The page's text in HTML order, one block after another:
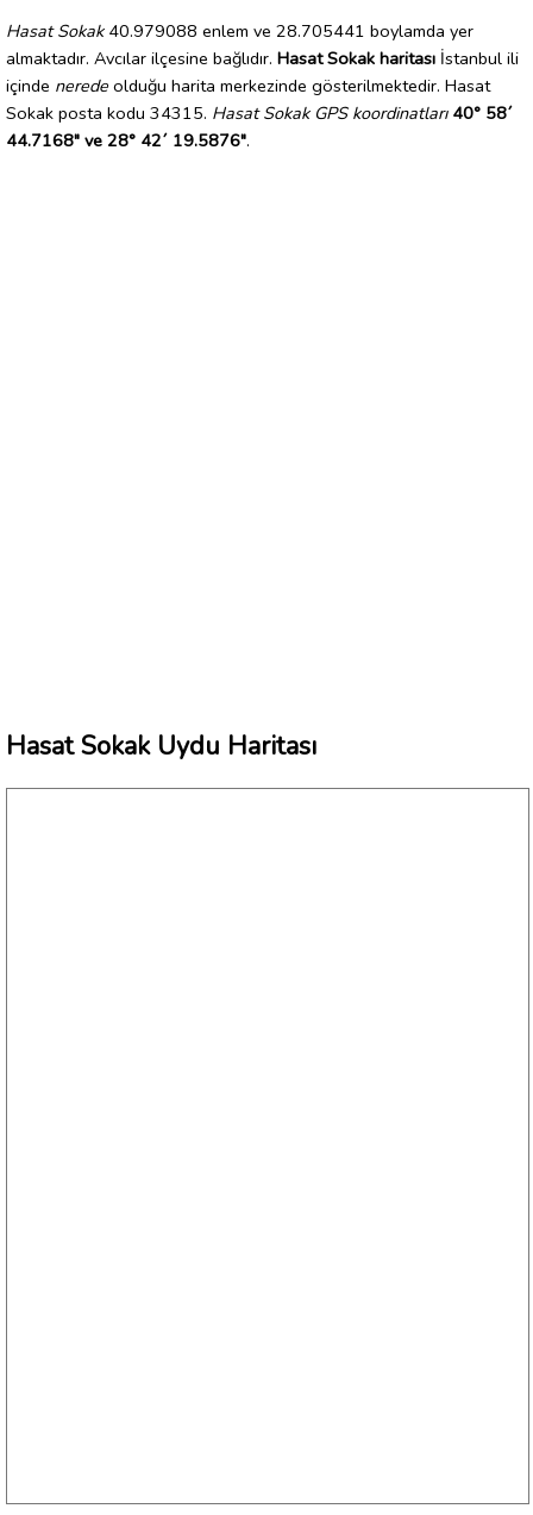
Hasat Sokak40.979088 enlem ve 28.705441 boylamda yer
almaktadır. Avcılar ilçesine bağlıdır. Hasat Sokak haritası İstanbul ili
içinde nerede olduğu harita merkezinde gösterilmektedir. Hasat
Sokak posta kodu 34315. Hasat Sokak GPS koordinatları 40° 58´
44.7168" ve 28° 42´ 19.5876".
Hasat Sokak Uydu Haritası